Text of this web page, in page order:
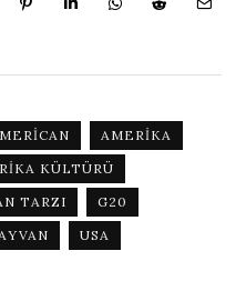
AMERIKA
KÜLTÜRÜ
TARZI
G20
USA